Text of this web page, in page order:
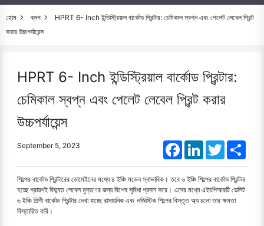
হোম ব্লগ
HPRT 6- Inch ইন্ডিস্ট্রিয়াল বার্কোড প্রিন্টার: চেমিকাল স্বপ্ন এবং পেলেট লেবেল প্রিন্ট
করার উচ্চপর্যায়েন্স
HPRT 6- Inch ইন্ডিস্ট্রিয়াল বার্কোড প্রিন্টার:
চেমিকাল স্বপ্ন এবং পেলেট লেবেল প্রিন্ট করার
উচ্চপর্যায়েন্স
September 5, 2023 FacebookLinkedInTwitter
শিল্পের বার্কোড প্রিন্টারের ডোমেইনের মধ্যে ৪ ইঞ্চি মডেল স্বাভাবিক। তবে ৬ ইঞ্চি শিল্পের বার্কোড প্রিন্টার
হচ্ছে প্রায়শই বিদ্যুত লেবেল মুদ্রণের জন্য বিশেষ সুবিধা প্রদান করে। এদের মধ্যে এইচপিআরটি ডেলিট
৬ ইঞ্চি শিল্পী বার্কোড প্রিন্টার দেখা যাচ্ছে রাসায়নিক এবং লজিস্টিক শিল্পের বিস্তৃত অ্য চলো তার ক্ষমতা
বিস্তারিত করি।